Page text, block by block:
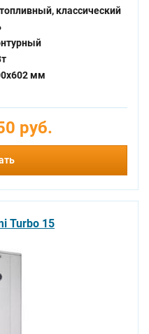
классический
мм
руб.
Turbo 15